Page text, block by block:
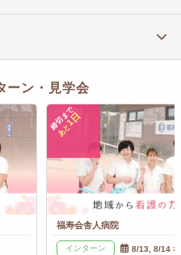
ーン・見学会
締切まで
あと
1日
福寿会舎人病院
インターン 8/13, 8/14